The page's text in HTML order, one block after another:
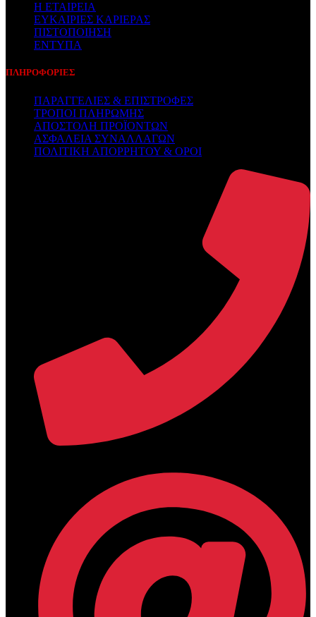
Η ΕΤΑΙΡΕΙΑ
ΕΥΚΑΙΡΙΕΣ ΚΑΡΙΕΡΑΣ
ΠΙΣΤΟΠΟΙΗΣΗ
ΕΝΤΥΠΑ
ΠΛΗΡΟΦΟΡΙΕΣ
ΠΑΡΑΓΓΕΛΙΕΣ & ΕΠΙΣΤΡΟΦΕΣ
ΤΡΟΠΟΙ ΠΛΗΡΩΜΗΣ
ΑΠΟΣΤΟΛΗ ΠΡΟΪΟΝΤΩΝ
ΑΣΦΑΛΕΙΑ ΣΥΝΑΛΛΑΓΩΝ
ΠΟΛΙΤΙΚΗ ΑΠΟΡΡΗΤΟΥ & ΟΡΟΙ